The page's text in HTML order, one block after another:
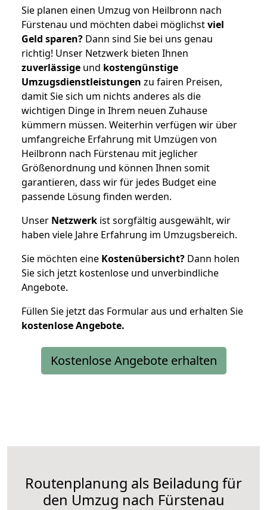
Sie planen einen Umzug von Heilbronn nach
Fürstenau und möchten dabei möglichstviel
Geld sparen? Dann sind Sie bei uns genau
richtig! Unser Netzwerk bieten Ihnen
zuverlässige und kostengünstige
Umzugsdienstleistungen zu fairen Preisen,
damit Sie sich um nichts anderes als die
wichtigen Dinge in Ihrem neuen Zuhause
kümmern müssen. Weiterhin verfügen wir über
umfangreiche Erfahrung mit Umzügen von
Heilbronn nach Fürstenau mit jeglicher
Größenordnung und können Ihnen somit
garantieren, dass wir für jedes Budget eine
passende Lösung finden werden.
Unser Netzwerk ist sorgfältig ausgewählt, wir
haben viele Jahre Erfahrung im Umzugsbereich.
Sie möchten eine Kostenübersicht? Dann holen
Sie sich jetzt kostenlose und unverbindliche
Angebote.
Füllen Sie jetzt das Formular aus und erhalten Sie
kostenloseAngebote.
Kostenlose Angebote erhalten
Routenplanung als Beiladung für
den Umzug nach Fürstenau